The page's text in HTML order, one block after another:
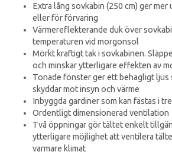
Extra lång sovkabin (250 cm) ger mer
eller för förvaring
Värmereflekterande duk över
temperaturen vid morgonsol
Mörkt kraftigt tak i sovkabinen.
och minskar ytterligare effekten av
Tonade fönster ger ett behagligt ljus
skyddar mot insyn och värme
Inbyggda gardiner som kan fästas i
Ordentligt dimensionerad ventilation
Två öppningar gör tältet enkelt
ytterligare möjlighet att ventilera
varmare klimat